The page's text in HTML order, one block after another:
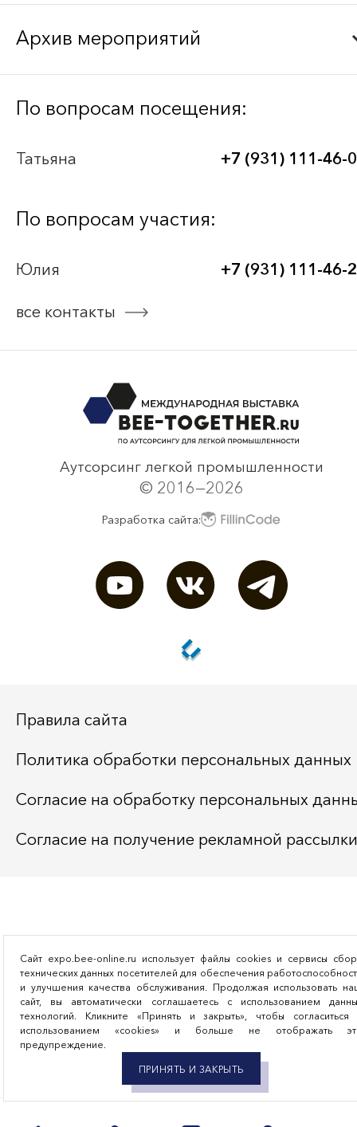
Архив мероприятий
Bee-Together 21 (2026)
BEE-TOGETHER.KG 3-я Международная
По вопросам посещения:
Татьяна +7 (931) 111-46-
По вопросам участия:
Юлия +7 (931) 111-46-
все контакты
Аутсорсинг легкой промышленности
© 2016—2026
Разработка сайта:
Правила сайта
Политика обработки персональных данных
Согласие на обработку персональных
Согласие на получение рекламной рассылки
Сайт expo.bee-online.ru использует файлы cookies и сервисы
технических данных посетителей для обеспечения
и улучшения качества обслуживания. Продолжая использовать
сайт, вы автоматически соглашаетесь с использованием
технологий. Кликните «Принять и закрыть», чтобы согласиться
использованием «cookies» и больше не отображать
предупреждение.
ПРИНЯТЬ И ЗАКРЫТЬ